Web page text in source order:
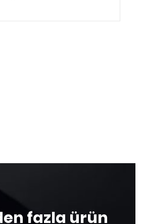
fazla ürün